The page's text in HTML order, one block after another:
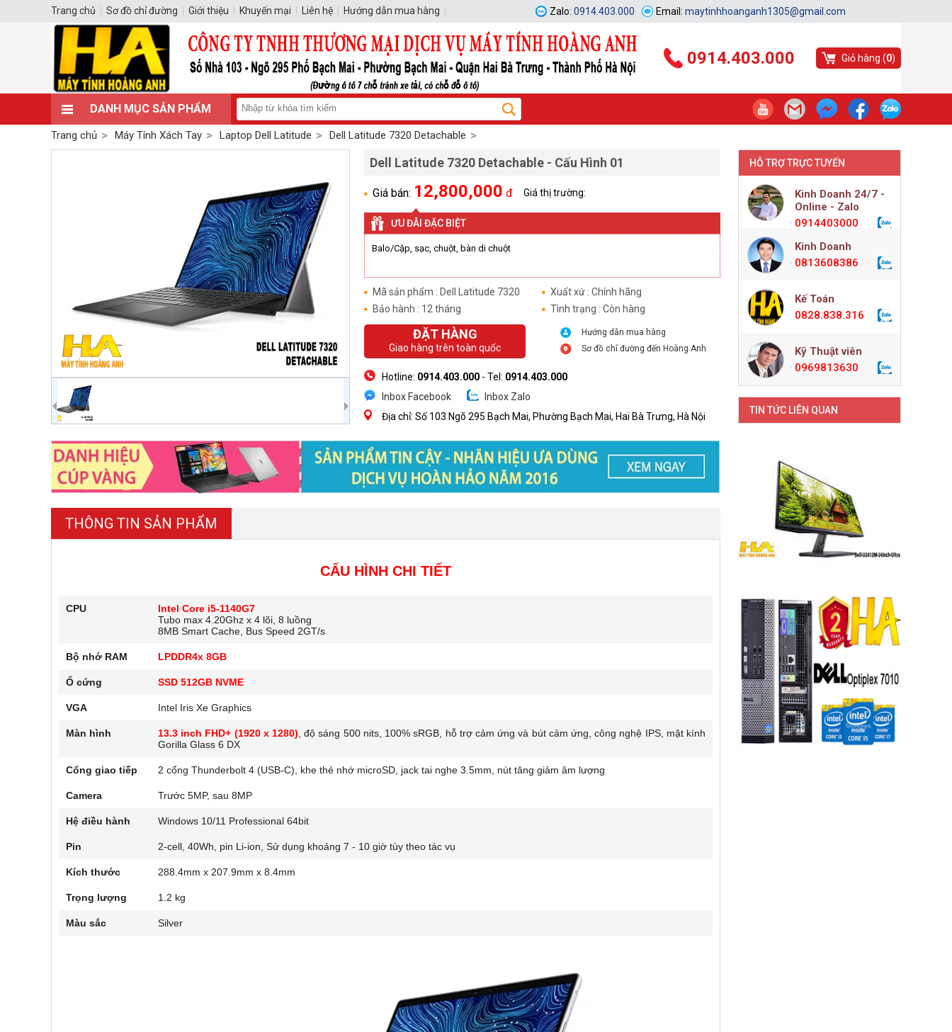
Giỏ hàng (0)
0914.403.000
DANH MỤC SẢN PHẨM
Trang chủ Máy Tính Xách Tay Laptop Dell Latitude Dell Latitude 7320 Detachable
Dell Latitude 7320 Detachable - Cấu Hình 01
Giá bán: 12,800,000 đ Giá thị trường:
ƯU ĐÃI ĐẶC BIỆT
Balo/Cặp, sạc, chuột, bàn di chuột
Mã sản phẩm : Dell Latitude 7320
Detachable
Xuất xứ : Chính hãng
Bảo hành : 12 tháng
Tình trạng : Còn hàng
Hướng dẫn mua hàng
Sơ đồ chỉ đường đến Hoàng Anh
ĐẶT HÀNG
Giao hàng trên toàn quốc
Hotline: 0914.403.000 - Tel: 0914.403.000
Inbox Facebook
Inbox Zalo
Địa chỉ: Số 103 Ngõ 295 Bạch Mai, Phường Bạch Mai, Hai Bà Trưng, Hà Nội
THÔNG TIN SẢN PHẨM
CẤU HÌNH CHI TIẾT
CPU
Intel Core i5-1140G7
Tubo max 4.20Ghz x 4 lõi, 8 luồng
8MB Smart Cache, Bus Speed 2GT/s
Bộ nhớ RAM LPDDR4x 8GB
Ổ cứng SSD 512GB NVME
VGA Intel Iris Xe Graphics
Màn hình 13.3 inch FHD+ (1920 x 1280) , độ sáng 500 nits, 100% sRGB, hỗ trợ cảm ứng và bút cảm ứng, công nghệ IPS, mặt kính
Gorilla Glass 6 DX
Cổng giao tiếp 2 cổng Thunderbolt 4 (USB-C), khe thẻ nhớ microSD, jack tai nghe 3.5mm, nút tăng giảm âm lượng
Camera Trước 5MP, sau 8MP
Hệ điều hành Windows 10/11 Professional 64bit
Pin 2-cell, 40Wh, pin Li-ion, Sử dụng khoảng 7 - 10 giờ tùy theo tác vụ
Kích thước 288.4mm x 207.9mm x 8.4mm
Trọng lượng 1.2 kg
Màu sắc Silver
HỖ TRỢ TRỰC TUYẾN
Kinh Doanh 24/7 -
Online - Zalo
0914403000
Kinh Doanh
0813608386
Kế Toán
0828.838.316
Kỹ Thuật viên
0969813630
TIN TỨC LIÊN QUAN
Email: maytinhhoanganh1305@gmail.com
Zalo: 0914.403.000
Trang chủ Sơ đồ chỉ đường Giới thiệu Khuyến mại Liên hệ Hướng dẫn mua hàng
Hotline:0914.403.000 - 0914.403.000